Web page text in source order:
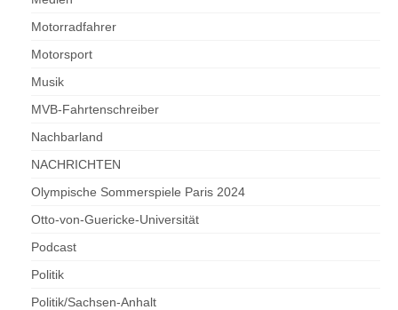
Motorradfahrer
Motorsport
Musik
MVB-Fahrtenschreiber
Nachbarland
NACHRICHTEN
Olympische Sommerspiele Paris 2024
Otto-von-Guericke-Universität
Podcast
Politik
Politik/Sachsen-Anhalt